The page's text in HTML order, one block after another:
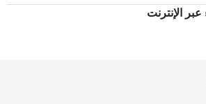
الإنترنت